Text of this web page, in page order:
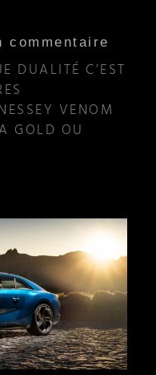
commentaire
DUALITÉ C’EST
VENOM
GOLD OU